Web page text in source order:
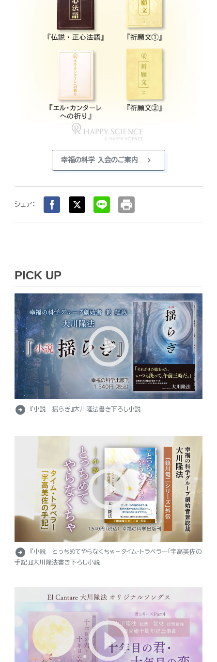
幸福の科学 入会のご案内 chevron_right
シェア： print
PICK UP
arrow_circle_right 『小説 揺らぎ』大川隆法書き下ろし小説
arrow_circle_right
『小説 とっちめてやらなくちゃ－タイム・トラベラー「宇高美佐の
手記」』大川隆法書き下ろし小説